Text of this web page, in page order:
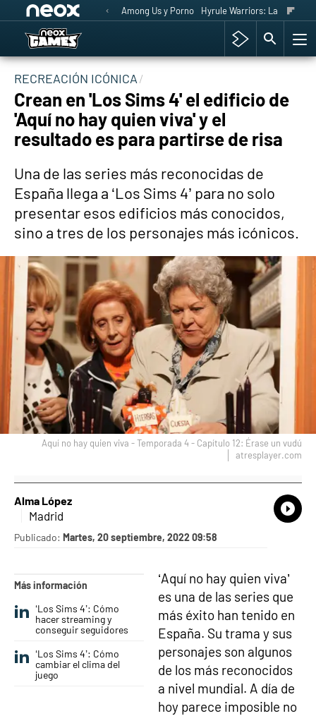
Among Us y Porno Hyrule Warriors: La Era del
RECREACIÓN ICÓNICA
Crean en 'Los Sims 4' el edificio de
'Aquí no hay quien viva' y el
resultado es para partirse de risa
Una de las series más reconocidas de
España llega a ‘Los Sims 4’ para no solo
presentar esos edificios más conocidos,
sino a tres de los personajes más icónicos.
Aquí no hay quien viva - Temporada 4 - Capítulo 12: Érase un vudú
atresplayer.com
Alma López
Madrid
Publicado: Martes, 20 septiembre, 2022 09:58
Más información
‘Los Sims 4’: Cómo
hacer streaming y
conseguir seguidores
‘Los Sims 4’: Cómo
cambiar el clima del
juego
‘Aquí no hay quien viva’
es una de las series que
más éxito han tenido en
España. Su trama y sus
personajes son algunos
de los más reconocidos
a nivel mundial. A día de
hoy parece imposible no